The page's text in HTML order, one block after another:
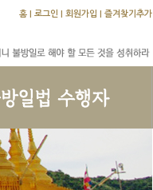
홈 로그인 회원가입 즐겨찾기추가